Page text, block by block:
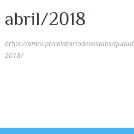
abril/2018
https://amcv.pt/relatoriodeensaios/
2018/